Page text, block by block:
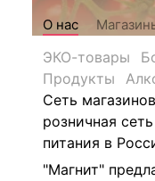
О нас
ЭКО-товары
Продукты
Сеть
розничная
питания в
"Магнит"